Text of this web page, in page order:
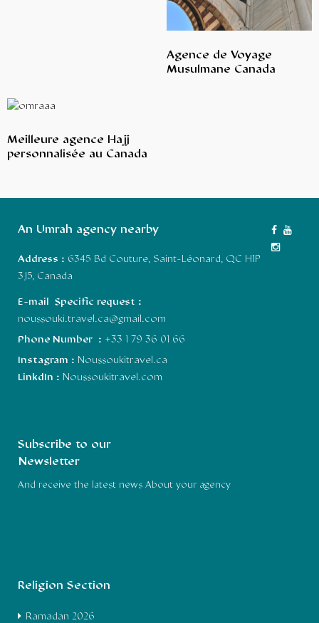
Agence de Voyage
Musulmane Canada
Meilleure agence Hajj
personnalisée au Canada
An Umrah agency nearby
Address : 6345 Bd Couture, Saint-Léonard, QC H1P
3J5, Canada
E-mail Specific request :
noussouki.travel.ca@gmail.com
Phone Number : +33 1 79 36 01 66
Instagram : Noussoukitravel.ca
LinkdIn : Noussoukitravel.com
Subscribe to our
Newsletter
And receive the latest news About your agency
Religion Section
Ramadan 2026